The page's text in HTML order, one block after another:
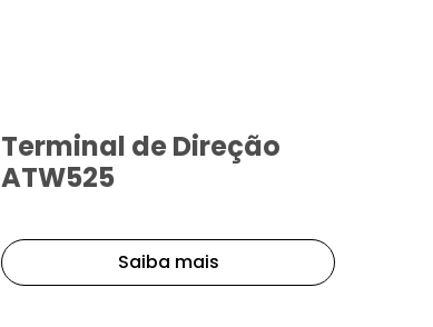
Terminal de Direção
ATW525
Saiba mais